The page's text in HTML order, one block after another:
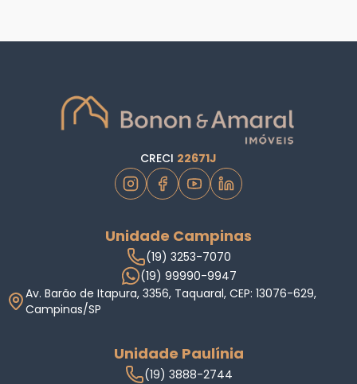
CRECI 22671J
Unidade Campinas
(19) 3253-7070
(19) 99990-9947
Av. Barão de Itapura, 3356, Taquaral, CEP: 13076-629,
Campinas/SP
Unidade Paulínia
(19) 3888-2744